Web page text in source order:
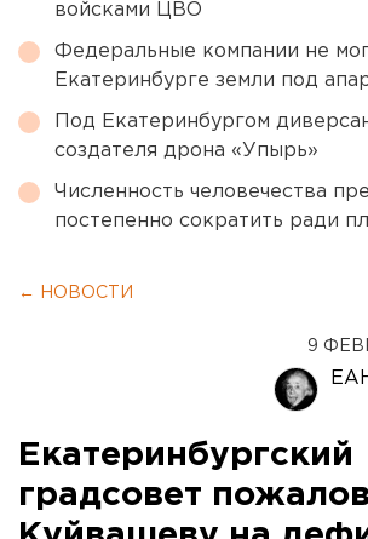
войсками ЦВО
Федеральные компании не
Екатеринбурге земли под
Под Екатеринбургом
создателя дрона «Упырь»
Численность человечества
постепенно сократить ради
← НОВОСТИ
9
Екатеринбургский
градсовет